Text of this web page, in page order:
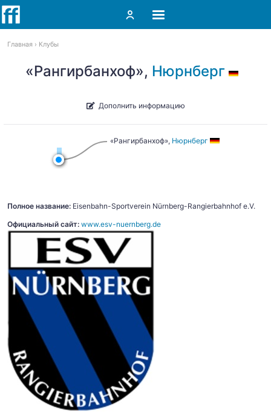
Главная Клубы
«Рангирбанхоф», Нюрнберг
Дополнить информацию
«Рангирбанхоф», Нюрнберг
Полное название: Eisenbahn-Sportverein Nürnberg-Rangierbahnhof e.V.
Официальный сайт: www.esv-nuernberg.de